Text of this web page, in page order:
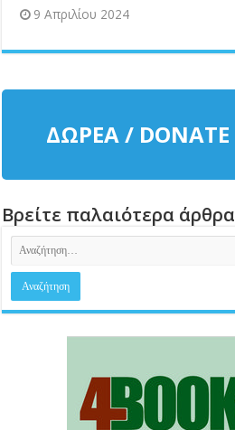
9 Απριλίου 2024
ΔΩΡΕΑ / DONATE
Βρείτε παλαιότερα άρθρα